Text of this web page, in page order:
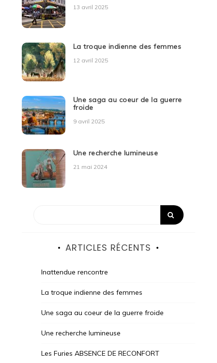
13 avril 2025
La troque indienne des femmes
12 avril 2025
Une saga au coeur de la guerre
froide
9 avril 2025
Une recherche lumineuse
21 mai 2024
ARTICLES RÉCENTS
Inattendue rencontre
La troque indienne des femmes
Une saga au coeur de la guerre froide
Une recherche lumineuse
Les Furies ABSENCE DE RECONFORT